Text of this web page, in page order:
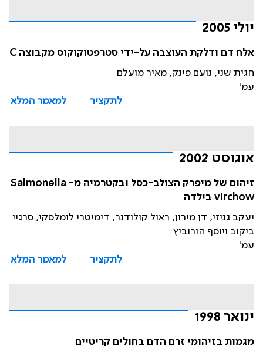
יולי 2005
אלח דם ודלקת העוצבה על-ידי סטרפטוקוקוס מקבוצה C
חגית שני, נועם פינק, מאיר מועלם
עמ'
לתקציר
למאמר המלא
אוגוסט 2002
זיהום של מיפרק הצולב-כסל ובקטרמיה מ- Salmonella
virchow בילדה
יעקב גניזי, דן מירון, ראול קולודנר, דימיטרי לומלסקי, סרגיי
ביקוב ויוסף הורוביץ
עמ'
לתקציר
למאמר המלא
ינואר 1998
מגמות בזיהומי זרם הדם בחולים קריטיים